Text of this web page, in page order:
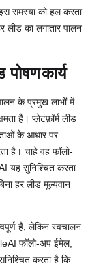
समस्या को हल करता
लीड का लगातार पालन
पोषणकार्य
के प्रमुख लाभों में
है। प्लेटफ़ॉर्म लीड
के आधार पर
है। चाहे वह फॉलो-
यह सुनिश्चित करता
हर लीड मूल्यवान
है, लेकिन स्वचालन
फॉलो-अप ईमेल,
करता है कि